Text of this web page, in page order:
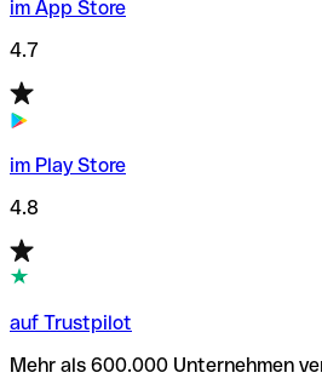
im App Store
4.7
im Play Store
4.8
auf Trustpilot
Mehr als 600.000 Unternehmen